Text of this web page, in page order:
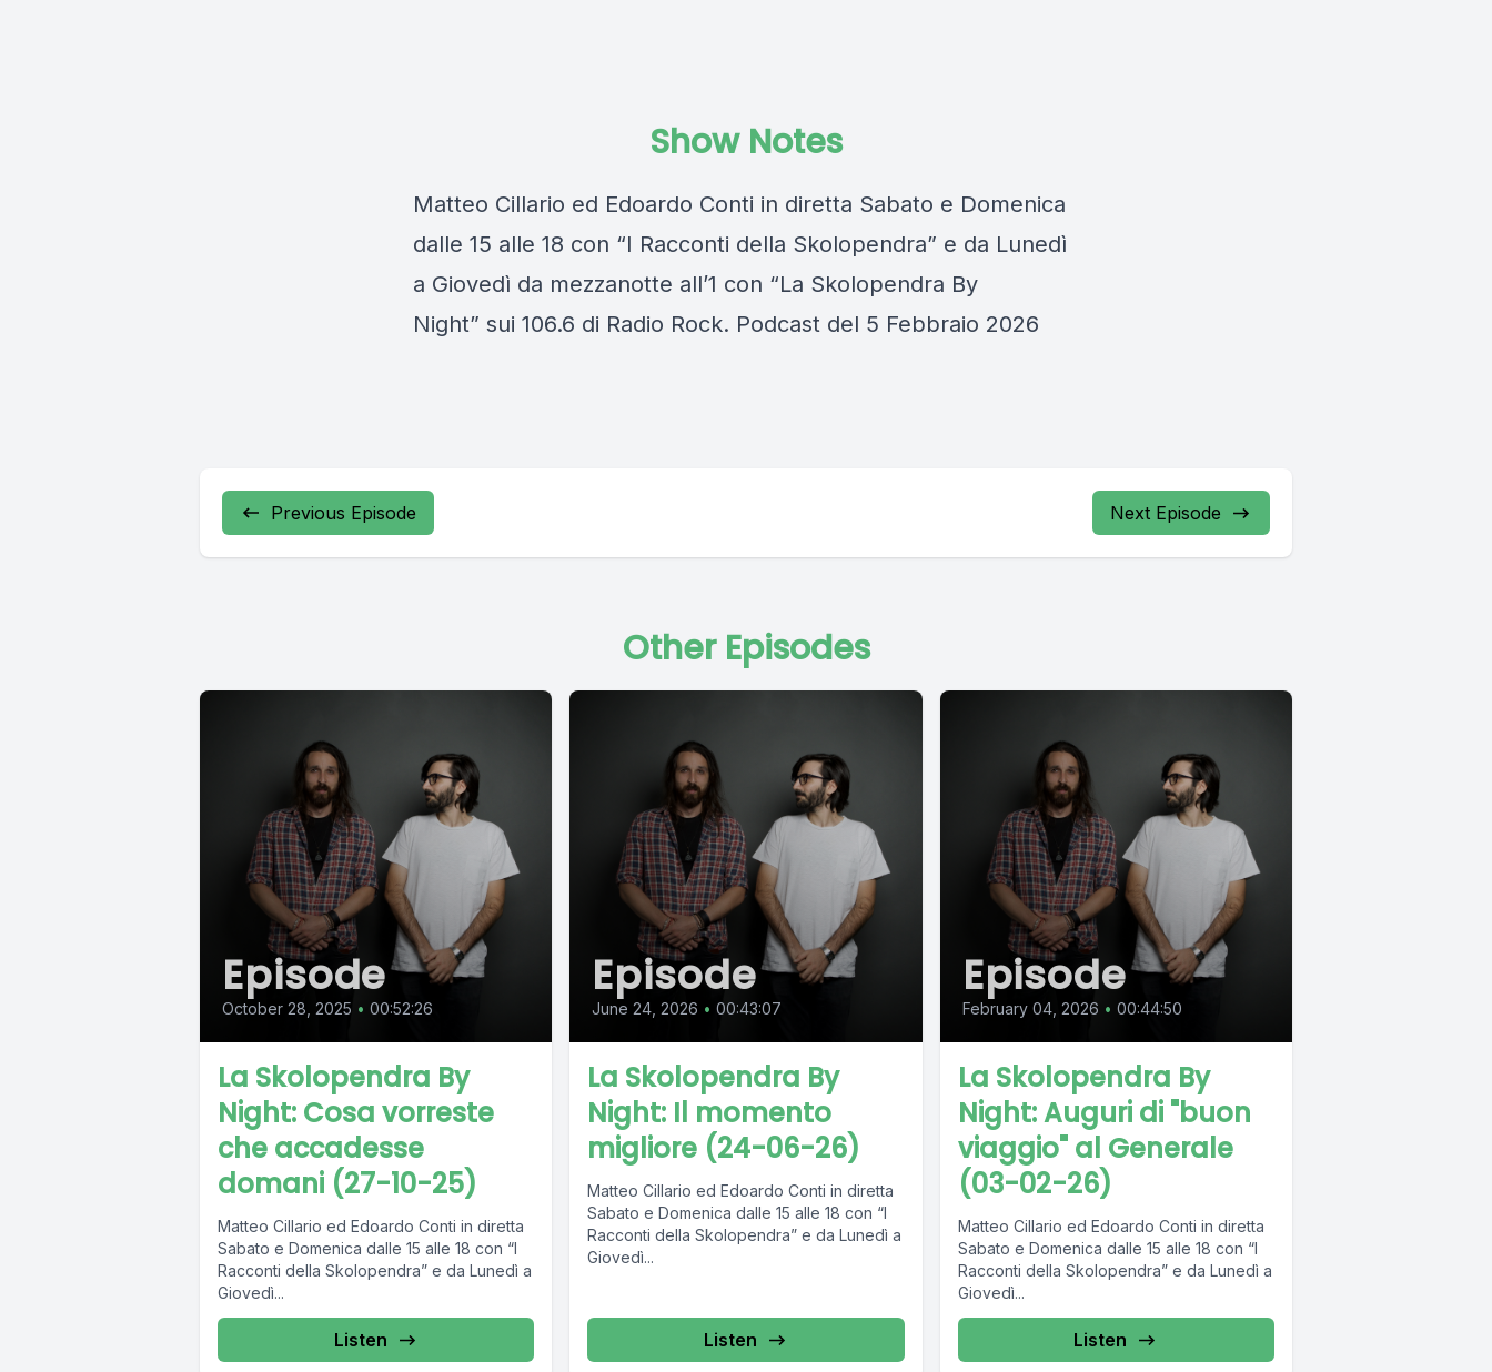
Show Notes
Matteo Cillario ed Edoardo Conti in diretta Sabato e Domenica
dalle 15 alle 18 con “I Racconti della Skolopendra” e da Lunedì
a Giovedì da mezzanotte all’1 con “La Skolopendra By
Night” sui 106.6 di Radio Rock. Podcast del 5 Febbraio 2026
Previous Episode Next Episode
Other Episodes
Episode
October 28, 2025 • 00:52:26
La Skolopendra By
Night: Cosa vorreste
che accadesse
domani (27-10-25)
Matteo Cillario ed Edoardo Conti in diretta
Sabato e Domenica dalle 15 alle 18 con “I
Racconti della Skolopendra” e da Lunedì a
Giovedì...
Listen
Episode
June 24, 2026 • 00:43:07
La Skolopendra By
Night: Il momento
migliore (24-06-26)
Matteo Cillario ed Edoardo Conti in diretta
Sabato e Domenica dalle 15 alle 18 con “I
Racconti della Skolopendra” e da Lunedì a
Giovedì...
Listen
Episode
February 04, 2026 • 00:44:50
La Skolopendra By
Night: Auguri di "buon
viaggio" al Generale
(03-02-26)
Matteo Cillario ed Edoardo Conti in diretta
Sabato e Domenica dalle 15 alle 18 con “I
Racconti della Skolopendra” e da Lunedì a
Giovedì...
Listen